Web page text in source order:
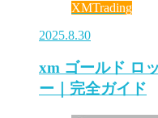
XMTrading
2025.8.30
xm ゴールド ロ
ー｜完全ガイド